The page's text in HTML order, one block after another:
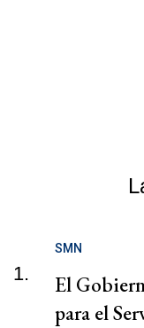
1.
SMN
El
para el